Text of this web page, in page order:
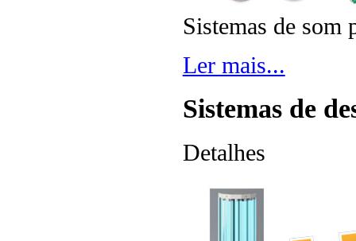
Sistemas de som
Ler mais...
Sistemas de
Detalhes